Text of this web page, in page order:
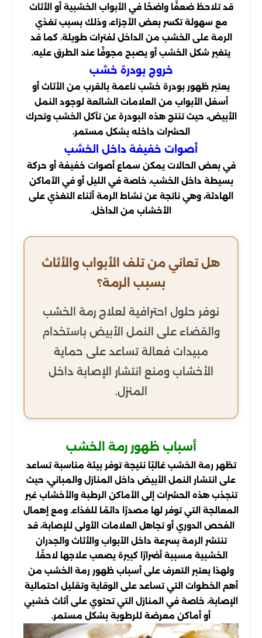
قد تلاحظ ضعفًا واضحًا في الأبواب الخشبية أو الأثاث
مع سهولة تكسر بعض الأجزاء، وذلك بسبب تغذي
الرمة على الخشب من الداخل لفترات طويلة. كما قد
يتغير شكل الخشب أو يصبح مجوفًا عند الطرق عليه.
خروج بودرة خشب
يعتبر ظهور بودرة خشب ناعمة بالقرب من الأثاث أو
أسفل الأبواب من العلامات الشائعة لوجود النمل
الأبيض، حيث تنتج هذه البودرة عن تآكل الخشب وتحرك
الحشرات داخله بشكل مستمر.
أصوات خفيفة داخل الخشب
في بعض الحالات يمكن سماع أصوات خفيفة أو حركة
بسيطة داخل الخشب، خاصة في الليل أو في الأماكن
الهادئة، وهي ناتجة عن نشاط الرمة أثناء التغذي على
الأخشاب من الداخل.
هل تعاني من تلف الأبواب والأثاث
بسبب الرمة؟
نوفر حلول احترافية لعلاج رمة الخشب
والقضاء على النمل الأبيض باستخدام
مبيدات فعالة تساعد على حماية
الأخشاب ومنع انتشار الإصابة داخل
المنزل.
أسباب ظهور رمة الخشب
تظهر رمة الخشب غالبًا نتيجة توفر بيئة مناسبة تساعد
على انتشار النمل الأبيض داخل المنازل والمباني، حيث
تنجذب هذه الحشرات إلى الأماكن الرطبة والأخشاب غير
المعالجة التي توفر لها مصدرًا دائمًا للغذاء. ومع إهمال
الفحص الدوري أو تجاهل العلامات الأولى للإصابة، قد
تنتشر الرمة بسرعة داخل الأبواب والأثاث والجدران
الخشبية مسببة أضرارًا كبيرة يصعب علاجها لاحقًا.
ولهذا يعتبر التعرف على أسباب ظهور رمة الخشب من
أهم الخطوات التي تساعد على الوقاية وتقليل احتمالية
الإصابة، خاصة في المنازل التي تحتوي على أثاث خشبي
أو أماكن معرضة للرطوبة بشكل مستمر.